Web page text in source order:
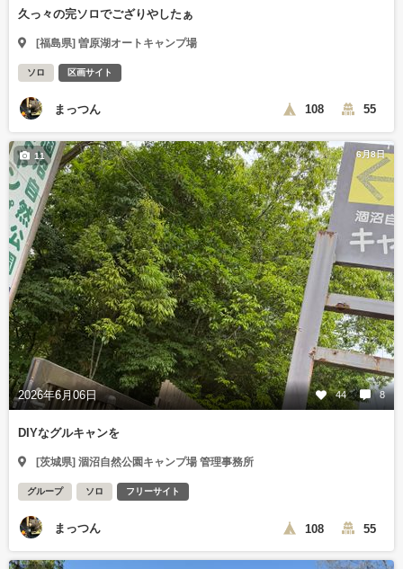
久っ々の完ソロでござりやしたぁ
[福島県] 曽原湖オートキャンプ場
ソロ 区画サイト
まっつん 108 55
6月8日
2026年6月06日 44 8
11
DIYなグルキャンを
[茨城県] 涸沼自然公園キャンプ場 管理事務所
グループ ソロ フリーサイト
まっつん 108 55